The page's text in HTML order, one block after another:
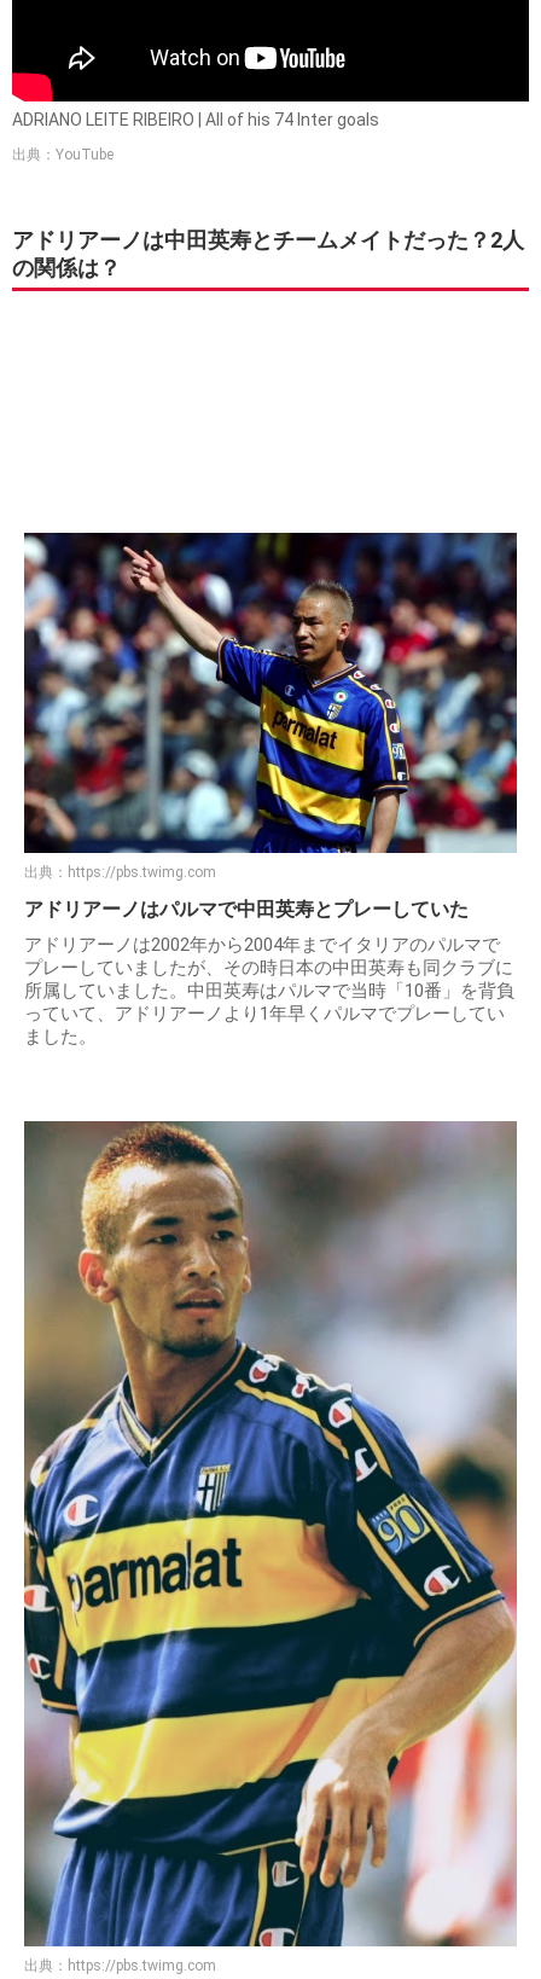
ADRIANO LEITE RIBEIRO | All of his 74 Inter goals
出典：YouTube
アドリアーノは中田英寿とチームメイトだった？2人
の関係は？
出典： https://pbs.twimg.com
アドリアーノはパルマで中田英寿とプレーしていた
アドリアーノは2002年から2004年までイタリアのパルマで
プレーしていましたが、その時日本の中田英寿も同クラブに
所属していました。中田英寿はパルマで当時「10番」を背負
っていて、アドリアーノより1年早くパルマでプレーしてい
ました。
出典： https://pbs.twimg.com